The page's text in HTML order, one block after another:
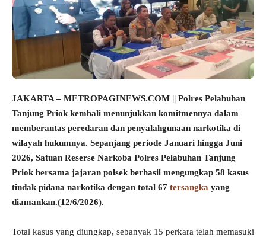
JAKARTA – METROPAGINEWS.COM || Polres Pelabuhan
Tanjung Priok kembali menunjukkan komitmennya dalam
memberantas peredaran dan penyalahgunaan narkotika di
wilayah hukumnya. Sepanjang periode Januari hingga Juni
2026, Satuan Reserse Narkoba Polres Pelabuhan Tanjung
Priok bersama jajaran polsek berhasil mengungkap 58 kasus
tindak pidana narkotika dengan total 67 tersangka yang
diamankan.(12/6/2026).
Total kasus yang diungkap, sebanyak 15 perkara telah memasuki